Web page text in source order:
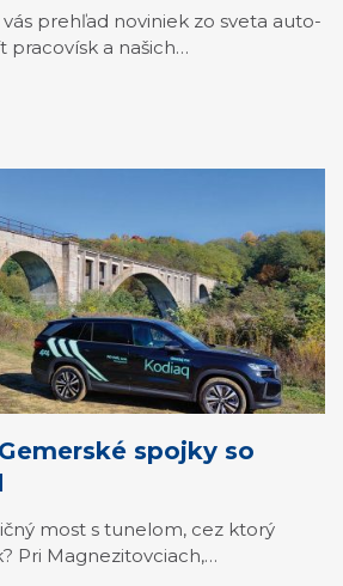
prehľad noviniek zo sveta auto-
pracovísk a našich…
spojky so
most s tunelom, cez ktorý
Pri Magnezitovciach,…